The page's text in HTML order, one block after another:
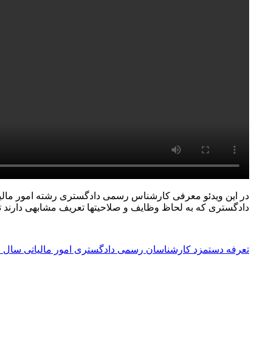
در این ویدئو معرفی کارشناس رسمی دادگستری رشته امور
دادگستری که به لحاظ وظایف و صلاحیتها تعریف مشابهی
تعرفه دستمزد کارشناسان رسمی دادگستری امور مالیاتی سال ۱۴۰۲